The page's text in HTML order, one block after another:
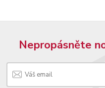
Nepropásněte